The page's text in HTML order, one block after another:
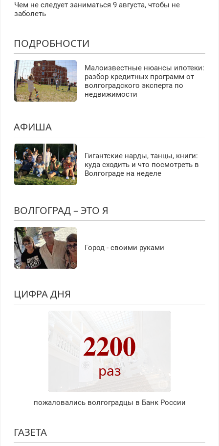
Чем не следует заниматься 9 августа, чтобы не
заболеть
ПОДРОБНОСТИ
Малоизвестные нюансы ипотеки:
разбор кредитных программ от
волгоградского эксперта по
недвижимости
АФИША
Гигантские нарды, танцы, книги:
куда сходить и что посмотреть в
Волгограде на неделе
ВОЛГОГРАД – ЭТО Я
Город - своими руками
ЦИФРА ДНЯ
2200
раз
пожаловались волгоградцы в Банк России
ГАЗЕТА